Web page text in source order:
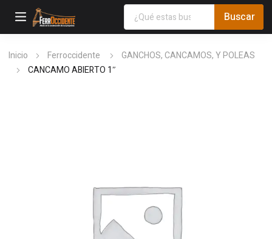
Inicio Ferroccidente
GANCHOS, CANCAMOS, Y POLEAS
CANCAMO ABIERTO 1″